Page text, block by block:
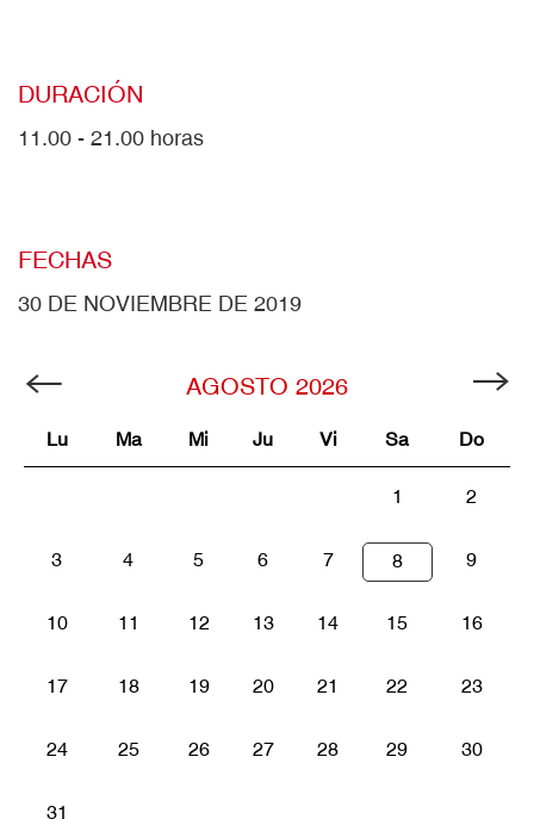
DURACIÓN
11.00 - 21.00 horas
FECHAS
30 DE NOVIEMBRE DE 2019
AGOSTO 2026
Lu Ma Mi Ju Vi Sa Do
1 2
3 4 5 6 7 8 9
10 11 12 13 14 15 16
17 18 19 20 21 22 23
24 25 26 27 28 29 30
31